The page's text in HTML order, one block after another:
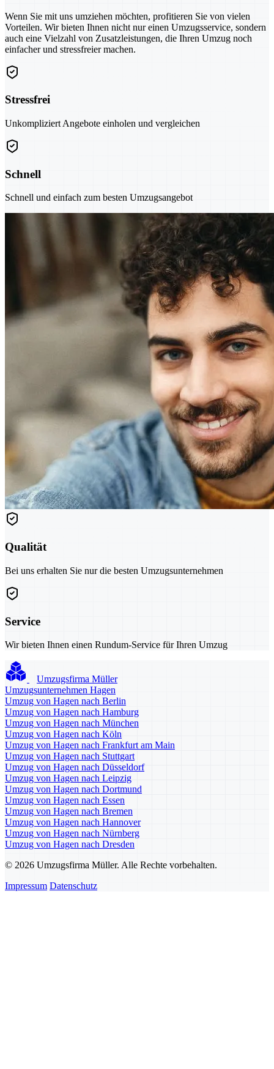
Wenn Sie mit uns umziehen möchten, profitieren Sie von vielen
Vorteilen. Wir bieten Ihnen nicht nur einen Umzugsservice, sondern
auch eine Vielzahl von Zusatzleistungen, die Ihren Umzug noch
einfacher und stressfreier machen.
Stressfrei
Unkompliziert Angebote einholen und vergleichen
Schnell
Schnell und einfach zum besten Umzugsangebot
Qualität
Bei uns erhalten Sie nur die besten Umzugsunternehmen
Service
Wir bieten Ihnen einen Rundum-Service für Ihren Umzug
Umzugsfirma Müller
Umzugsunternehmen Hagen
Umzug von Hagen nach Berlin
Umzug von Hagen nach Hamburg
Umzug von Hagen nach München
Umzug von Hagen nach Köln
Umzug von Hagen nach Frankfurt am Main
Umzug von Hagen nach Stuttgart
Umzug von Hagen nach Düsseldorf
Umzug von Hagen nach Leipzig
Umzug von Hagen nach Dortmund
Umzug von Hagen nach Essen
Umzug von Hagen nach Bremen
Umzug von Hagen nach Hannover
Umzug von Hagen nach Nürnberg
Umzug von Hagen nach Dresden
© 2026 Umzugsfirma Müller. Alle Rechte vorbehalten.
Impressum Datenschutz